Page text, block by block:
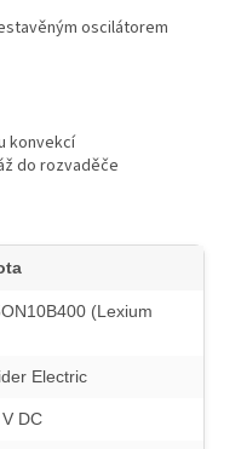
oscilátorem
konvekcí
do rozvaděče
(Lexium
Electric
DC